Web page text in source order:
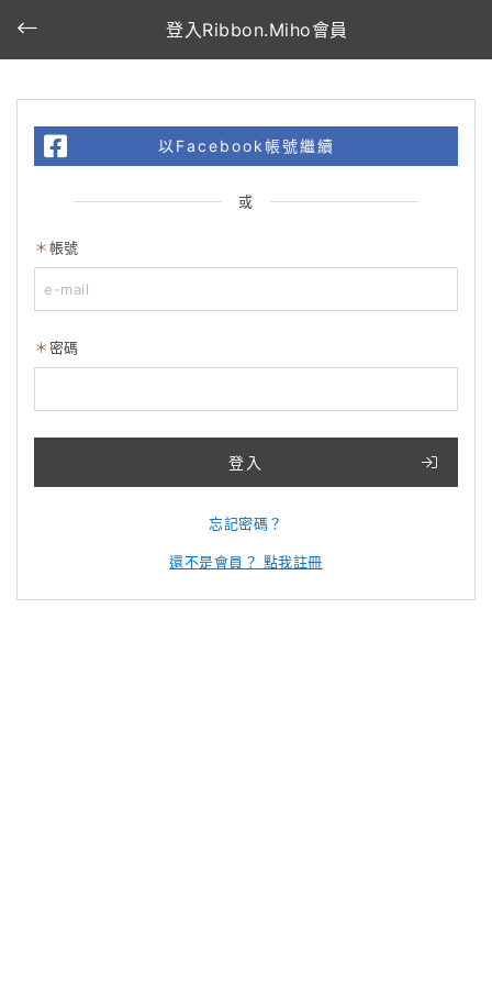
登入Ribbon.Miho會員
以Facebook帳號繼續
或
帳號
密碼
登入
忘記密碼？
還不是會員？ 點我註冊